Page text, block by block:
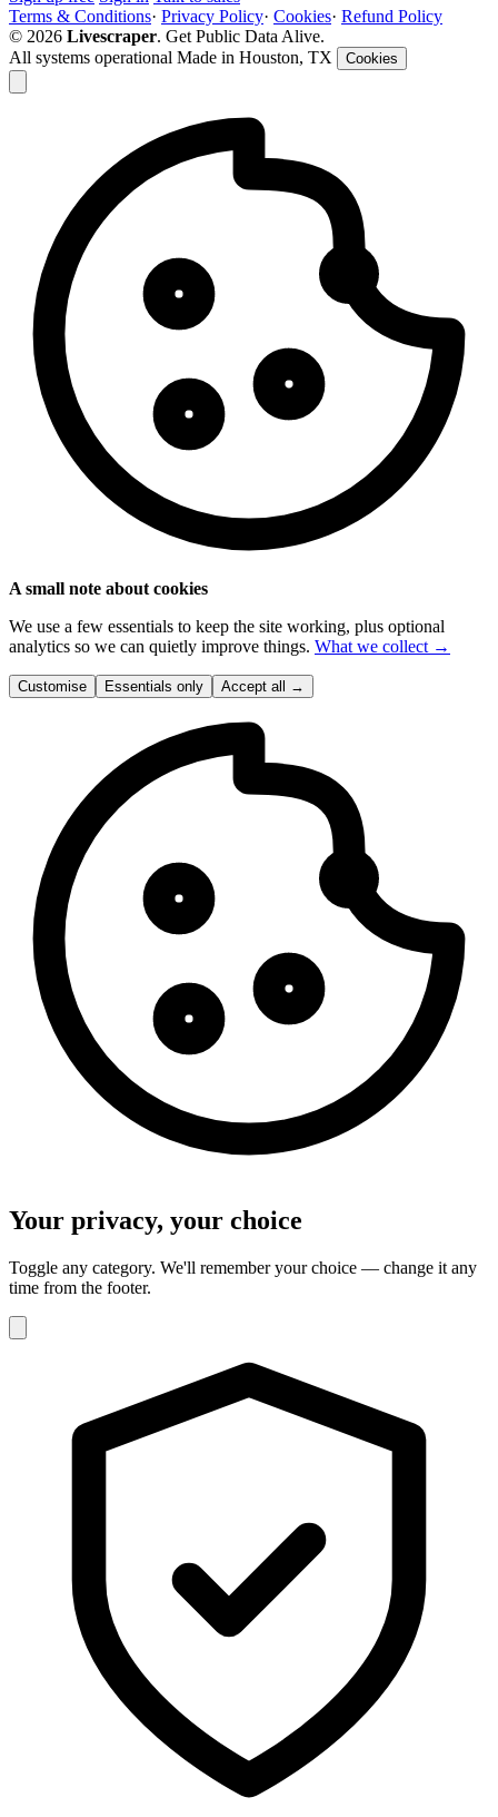
Terms & Conditions· Privacy Policy· Cookies· Refund Policy
© 2026 Livescraper. Get Public Data Alive.
All systems operational Made in Houston, TX Cookies
A small note about cookies
We use a few essentials to keep the site working, plus optional
analytics so we can quietly improve things. What we collect →
Customise Essentials only Accept all →
Your privacy, your choice
Toggle any category. We'll remember your choice — change it any
time from the footer.